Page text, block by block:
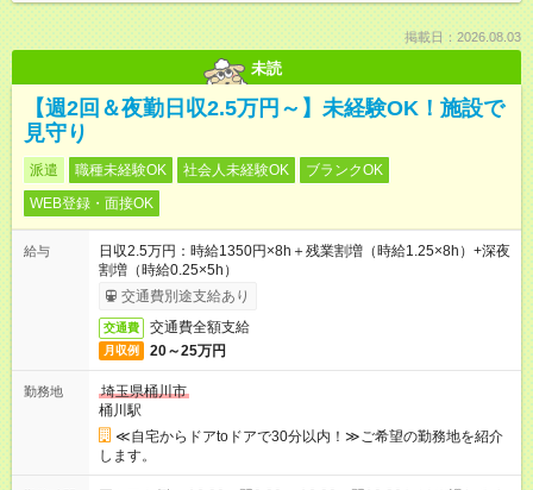
掲載日：2026.08.03
未読
【週2回＆夜勤日収2.5万円～】未経験OK！施設で
見守り
派遣 職種未経験OK 社会人未経験OK
ブランクOK
WEB登録・面接OK
給与
日収2.5万円：時給1350円×8h＋残業割増（時給1.25×8h）+深夜
割増（時給0.25×5h）
交通費別途支給あり
交通費 交通費全額支給
月収例 20～25万円
勤務地
埼玉県桶川市
桶川駅
≪自宅からドアtoドアで30分以内！≫ご希望の勤務地を紹介
します。